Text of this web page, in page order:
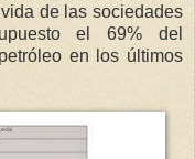
de las sociedades
el 69% del
en los últimos